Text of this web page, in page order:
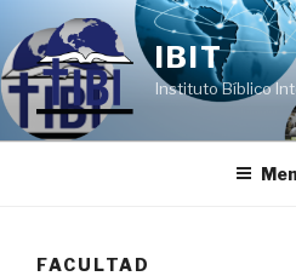
contenido
IBIT
Instituto Bíblico
FACULTAD